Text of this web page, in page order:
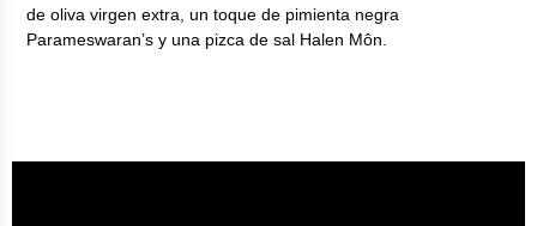
de oliva virgen extra, un toque de pimienta negra
Parameswaran’s y una pizca de sal Halen Môn.